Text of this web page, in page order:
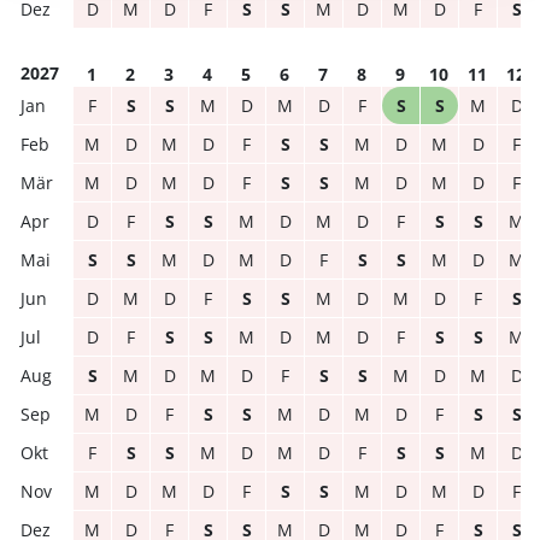
D
M D F S S M D M D F S
2027 1 2 3 4 5 6 7 8 9 10 11
12
F
S S M D M D F S S M
D
M
D M D F S S M D M D
F
M
D M D F S S M D M D
F
D
F S S M D M D F S S
M
S
S M D M D F S S M D
M
D
M D F S S M D M D F
S
D
F S S M D M D F S S
M
S
M D M D F S S M D M
D
M
D F S S M D M D F S
S
F
S S M D M D F S S M
D
M
D M D F S S M D M D
F
M
D F S S M D M D F S S